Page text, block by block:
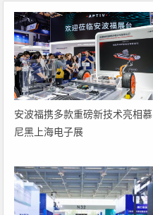
安波福携多款重磅新技术亮相慕
尼黑上海电子展